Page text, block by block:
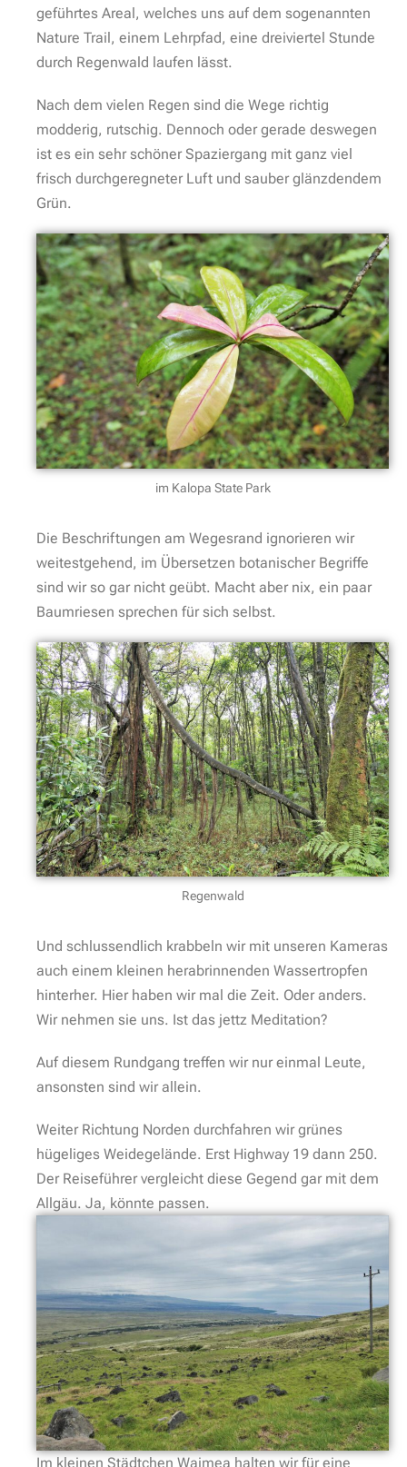
geführtes Areal, welches uns auf dem sogenannten
Nature Trail, einem Lehrpfad, eine dreiviertel Stunde
durch Regenwald laufen lässt.
Nach dem vielen Regen sind die Wege richtig
modderig, rutschig. Dennoch oder gerade deswegen
ist es ein sehr schöner Spaziergang mit ganz viel
frisch durchgeregneter Luft und sauber glänzdendem
Grün.
im Kalopa State Park
Die Beschriftungen am Wegesrand ignorieren wir
weitestgehend, im Übersetzen botanischer Begriffe
sind wir so gar nicht geübt. Macht aber nix, ein paar
Baumriesen sprechen für sich selbst.
Regenwald
Und schlussendlich krabbeln wir mit unseren Kameras
auch einem kleinen herabrinnenden Wassertropfen
hinterher. Hier haben wir mal die Zeit. Oder anders.
Wir nehmen sie uns. Ist das jettz Meditation?
Auf diesem Rundgang treffen wir nur einmal Leute,
ansonsten sind wir allein.
Weiter Richtung Norden durchfahren wir grünes
hügeliges Weidegelände. Erst Highway 19 dann 250.
Der Reiseführer vergleicht diese Gegend gar mit dem
Allgäu. Ja, könnte passen.
Im kleinen Städtchen Waimea halten wir für eine